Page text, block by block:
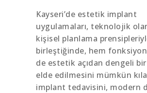
Kayseri’de estetik implant
uygulamaları, teknolojik
kişisel planlama
birleştiğinde, hem
de estetik açıdan dengeli
elde edilmesini mümkün
implant tedavisini, modern